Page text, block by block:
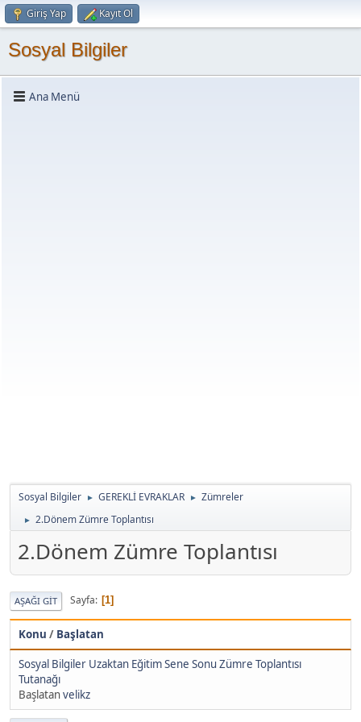
Giriş Yap Kayıt Ol
Sosyal Bilgiler
Ana Menü
Sosyal Bilgiler ► GEREKLİ EVRAKLAR ► Zümreler
► 2.Dönem Zümre Toplantısı
2.Dönem Zümre Toplantısı
AŞAĞI GIT Sayfa 1
Konu / Başlatan
Sosyal Bilgiler Uzaktan Eğitim Sene Sonu Zümre Toplantısı
Tutanağı
Başlatanvelikz